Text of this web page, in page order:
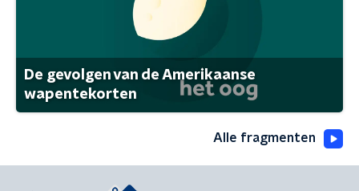
De gevolgen van de Amerikaanse
wapentekorten
Alle fragmenten